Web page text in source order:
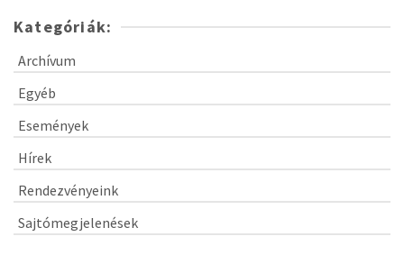
Kategóriák:
Archívum
Egyéb
Események
Hírek
Rendezvényeink
Sajtómegjelenések